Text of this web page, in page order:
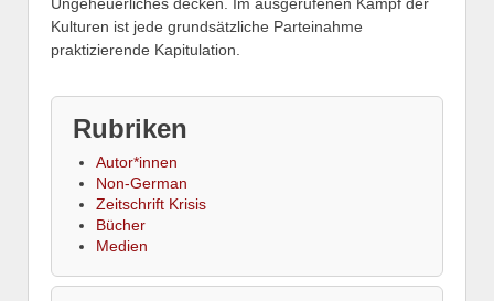
Ungeheuerliches decken. Im ausgerufenen Kampf der
Kulturen ist jede grundsätzliche Parteinahme
praktizierende Kapitulation.
Rubriken
Autor*innen
Non-German
Zeitschrift Krisis
Bücher
Medien